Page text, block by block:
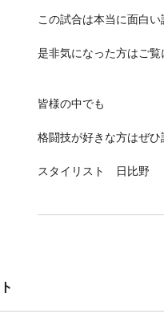
この試合は本当に面白い
是非気になった方はご覧
皆様の中でも
格闘技が好きな方はぜひ
スタイリスト　日比野